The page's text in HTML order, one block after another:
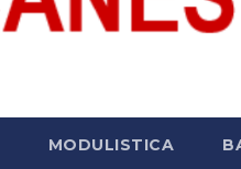
MODULISTICA